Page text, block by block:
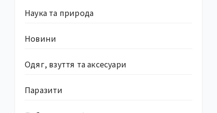
Наука та природа
Новини
Одяг, взуття та аксесуари
Паразити